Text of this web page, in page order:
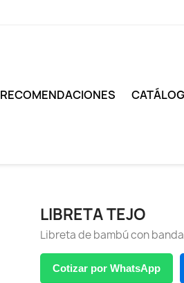
RECOMENDACIONES
LIBRETA TEJO
Libreta de bambú con
Cotizar por WhatsApp